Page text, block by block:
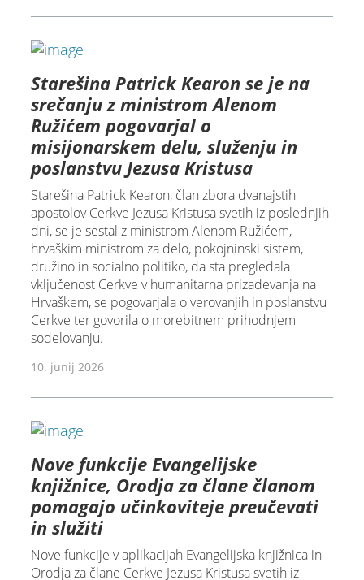
Starešina Patrick Kearon se je na
srečanju z ministrom Alenom
Ružićem pogovarjal o
misijonarskem delu, služenju in
poslanstvu Jezusa Kristusa
Starešina Patrick Kearon, član zbora dvanajstih
apostolov Cerkve Jezusa Kristusa svetih iz poslednjih
dni, se je sestal z ministrom Alenom Ružićem,
hrvaškim ministrom za delo, pokojninski sistem,
družino in socialno politiko, da sta pregledala
vključenost Cerkve v humanitarna prizadevanja na
Hrvaškem, se pogovarjala o verovanjih in poslanstvu
Cerkve ter govorila o morebitnem prihodnjem
sodelovanju.
10. junij 2026
Nove funkcije Evangelijske
knjižnice, Orodja za člane članom
pomagajo učinkoviteje preučevati
in služiti
Nove funkcije v aplikacijah Evangelijska knjižnica in
Orodja za člane Cerkve Jezusa Kristusa svetih iz